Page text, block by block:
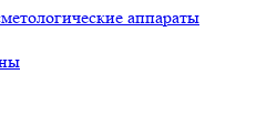
аппараты